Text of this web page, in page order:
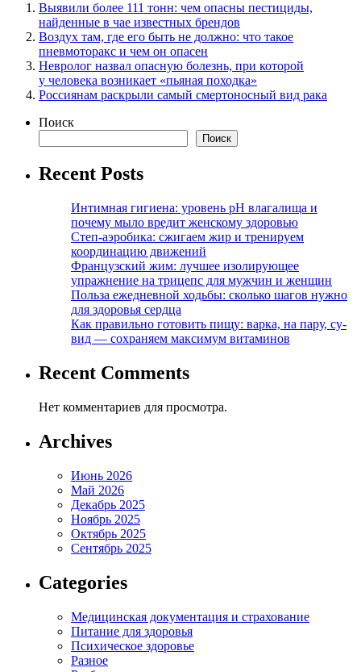
Выявили более 111 тонн: чем опасны пестициды,
найденные в чае известных брендов
Воздух там, где его быть не должно: что такое
пневмоторакс и чем он опасен
Невролог назвал опасную болезнь, при которой
у человека возникает «пьяная походка»
Россиянам раскрыли самый смертоносный вид рака
Поиск
Поиск
Recent Posts
Интимная гигиена: уровень pH влагалища и
почему мыло вредит женскому здоровью
Степ-аэробика: сжигаем жир и тренируем
координацию движений
Французский жим: лучшее изолирующее
упражнение на трицепс для мужчин и женщин
Польза ежедневной ходьбы: сколько шагов нужно
для здоровья сердца
Как правильно готовить пищу: варка, на пару, су-
вид — сохраняем максимум витаминов
Recent Comments
Нет комментариев для просмотра.
Archives
Июнь 2026
Май 2026
Декабрь 2025
Ноябрь 2025
Октябрь 2025
Сентябрь 2025
Categories
Медицинская документация и страхование
Питание для здоровья
Психическое здоровье
Разное